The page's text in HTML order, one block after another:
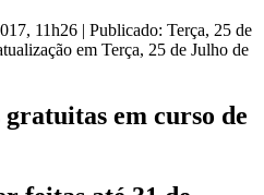
11h26 | Publicado: Terça, 25 de
em Terça, 25 de Julho de
em curso de